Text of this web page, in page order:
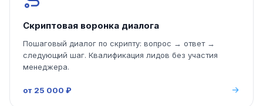
Скриптовая воронка диалога
Пошаговый диалог по скрипту: вопрос → ответ →
следующий шаг. Квалификация лидов без участия
менеджера.
от 25 000 ₽